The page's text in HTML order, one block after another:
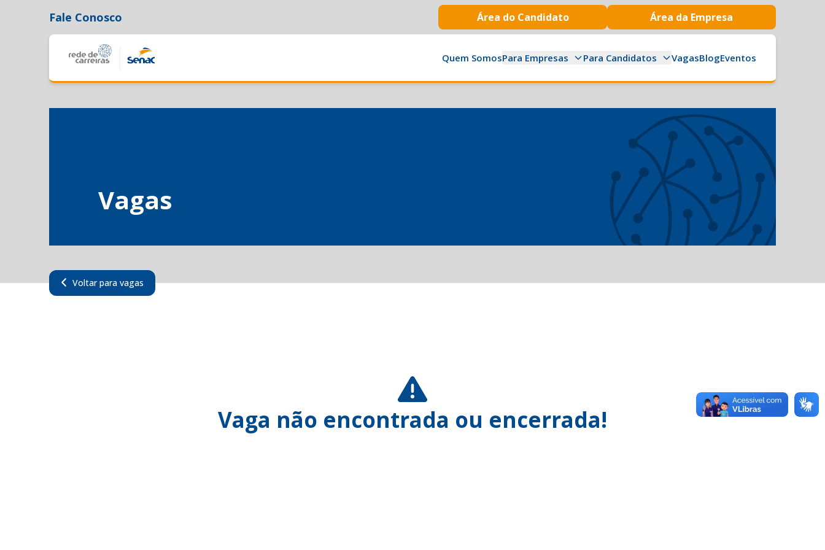
Fale Conosco Área do Candidato Área da Empresa
Quem SomosPara Empresas Para Candidatos VagasBlogEventos
Vagas
Voltar para vagas
Vaga não encontrada ou encerrada!